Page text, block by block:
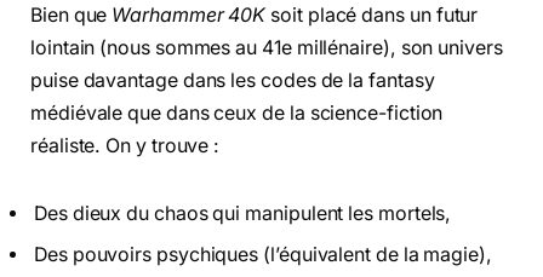
Bien que Warhammer 40K soit placé dans un futur
lointain (nous sommes au 41e millénaire), son univers
puise davantage dans les codes de la fantasy
médiévale que dans ceux de la science-fiction
réaliste. On y trouve :
Des dieux du chaos qui manipulent les mortels,
Des pouvoirs psychiques (l’équivalent de la magie),